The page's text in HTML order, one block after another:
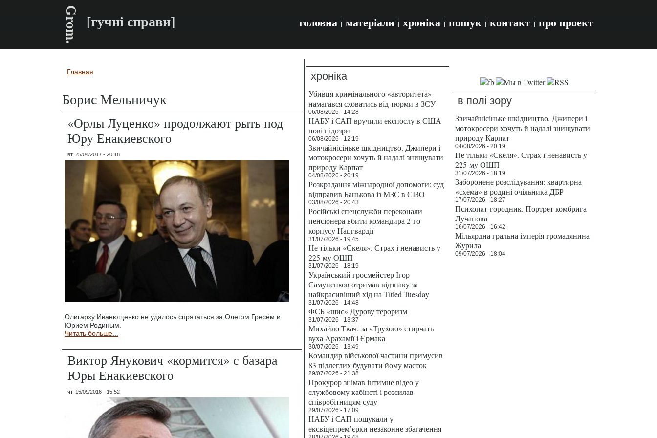
Grom. [гучні справи] головна матеріали хроніка пошук контакт про проект
Вы здесь
Главная
Борис Мельничук
«Орлы Луценко» продолжают рыть под
Юру Енакиевского
вт, 25/04/2017 - 20:18
Олигарху Иванющенко не удалось спрятаться за Олегом Гресём и
Юрием Родиным.
Читать больше...
Виктор Янукович «кормится» с базара
Юры Енакиевского
чт, 15/09/2016 - 15:52
хроніка
Убивця кримінального «авторитета»
намагався сховатись від тюрми в ЗСУ
06/08/2026 - 14:28
НАБУ і САП вручили експослу в США
нові підозри
06/08/2026 - 12:19
Звичайнісіньке шкідництво. Джипери і
мотокросери хочуть й надалі знищувати
природу Карпат
04/08/2026 - 20:19
Розкрадання міжнародної допомоги: суд
відправив Банькова із МЗС в СІЗО
03/08/2026 - 20:43
Російські спецслужби переконали
пенсіонера вбити командира 2-го
корпусу Нацгвардії
31/07/2026 - 19:45
Не тільки «Скеля». Страх і ненависть у
225-му ОШП
31/07/2026 - 18:19
Український гросмейстер Ігор
Самуненков отримав відзнаку за
найкрасивіший хід на Titled Tuesday
31/07/2026 - 14:48
ФСБ «шиє» Дурову тероризм
31/07/2026 - 13:37
Михайло Ткач: за «Трухою» стирчать
вуха Арахамії і Єрмака
30/07/2026 - 13:49
Командир військової частини примусив
83 підлеглих будувати йому маєток
29/07/2026 - 21:38
Прокурор знімав інтимне відео у
службовому кабінеті і розсилав
співробітницям суду
29/07/2026 - 17:09
НАБУ і САП пошукали у
ексвіцепрем’єрки незаконне збагачення
в полі зору
Звичайнісіньке шкідництво. Джипери і
мотокросери хочуть й надалі знищувати
природу Карпат
04/08/2026 - 20:19
Не тільки «Скеля». Страх і ненависть у
225-му ОШП
31/07/2026 - 18:19
Заборонене розслідування: квартирна
«схема» в родині очільника ДБР
17/07/2026 - 18:27
Психопат-городник. Портрет комбрига
Лучанова
16/07/2026 - 16:42
Мільярдна гральна імперія громадянина
Журила
09/07/2026 - 18:04